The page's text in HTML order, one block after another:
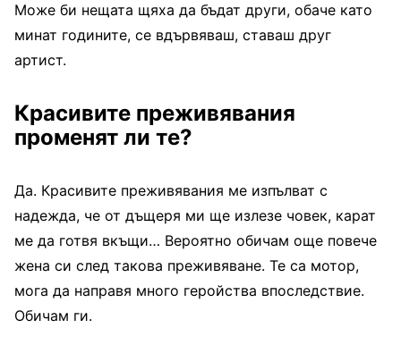
Може би нещата щяха да бъдат други, обаче като
минат годините, се вдървяваш, ставаш друг
артист.
Красивите преживявания
променят ли те?
Да. Красивите преживявания ме изпълват с
надежда, че от дъщеря ми ще излезе човек, карат
ме да готвя вкъщи… Вероятно обичам още повече
жена си след такова преживяване. Те са мотор,
мога да направя много геройства впоследствие.
Обичам ги.